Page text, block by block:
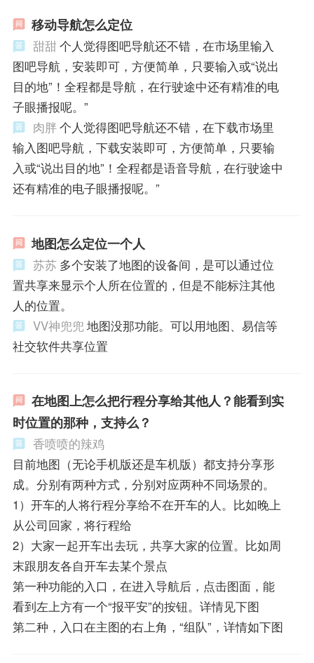
移动导航怎么定位
甜甜个人觉得图吧导航还不错，在市场里输入
图吧导航，安装即可，方便简单，只要输入或“说出
目的地”！全程都是导航，在行驶途中还有精准的电
子眼播报呢。”
肉胖个人觉得图吧导航还不错，在下载市场里
输入图吧导航，下载安装即可，方便简单，只要输
入或“说出目的地”！全程都是语音导航，在行驶途中
还有精准的电子眼播报呢。”
地图怎么定位一个人
苏苏 多个安装了地图的设备间，是可以通过位
置共享来显示个人所在位置的，但是不能标注其他
人的位置。
VV神兜兜地图没那功能。可以用地图、易信等
社交软件共享位置
在地图上怎么把行程分享给其他人？能看到实
时位置的那种，支持么？
香喷喷的辣鸡
目前地图（无论手机版还是车机版）都支持分享形
成。分别有两种方式，分别对应两种不同场景的。
1）开车的人将行程分享给不在开车的人。比如晚上
从公司回家，将行程给
2）大家一起开车出去玩，共享大家的位置。比如周
末跟朋友各自开车去某个景点
第一种功能的入口，在进入导航后，点击图面，能
看到左上方有一个“报平安”的按钮。详情见下图
第二种，入口在主图的右上角，“组队”，详情如下图